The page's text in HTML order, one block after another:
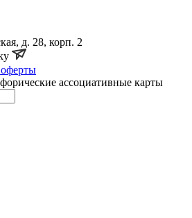
д. 28, корп. 2
ассоциативные карты